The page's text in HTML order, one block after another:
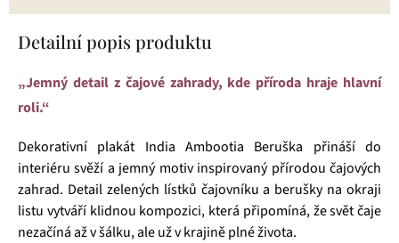
Detailní popis produktu
„Jemný detail z čajové zahrady, kde příroda hraje hlavní
roli.“
Dekorativní plakát India Ambootia Beruška přináší do
interiéru svěží a jemný motiv inspirovaný přírodou čajových
zahrad. Detail zelených lístků čajovníku a berušky na okraji
listu vytváří klidnou kompozici, která připomíná, že svět čaje
nezačíná až v šálku, ale už v krajině plné života.